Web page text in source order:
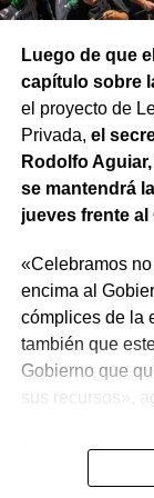
Luego de que
capítulo sobre
el proyecto de
Privada, el
Rodolfo
se mantendrá
jueves frente
«Celebramos
encima al
cómplices de la
también que
Gobierno que
sus recursos»,
En referencia a
apuntó que «a